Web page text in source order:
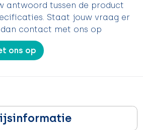
antwoord tussen de product
Staat jouw vraag er
dan contact met ons op
ons op